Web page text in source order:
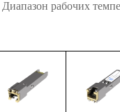
Диапазон рабочих